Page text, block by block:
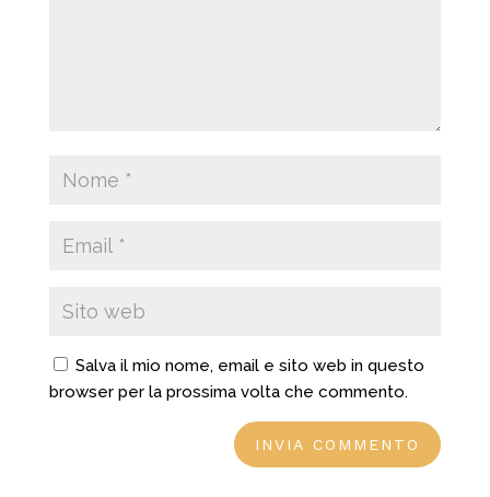
Salva il mio nome, email e sito web in questo
browser per la prossima volta che commento.